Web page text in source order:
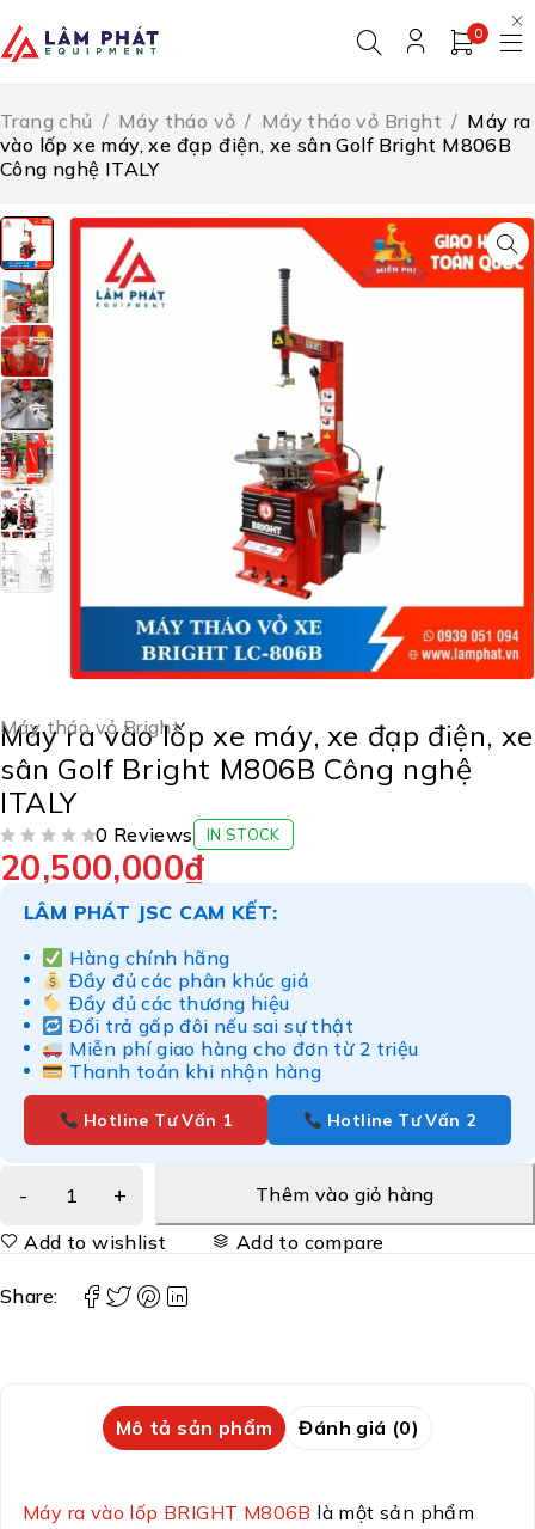
0
Trang chủ / Máy tháo vỏ / Máy tháo vỏ Bright / Máy ra
vào lốp xe máy, xe đạp điện, xe sân Golf Bright M806B
Công nghệ ITALY
Máy tháo vỏ Bright
Máy ra vào lốp xe máy, xe đạp điện, xe
sân Golf Bright M806B Công nghệ
ITALY
0 Reviews IN STOCK
20,500,000₫
LÂM PHÁT JSC CAM KẾT:
Hàng chính hãng
Đầy đủ các phân khúc giá
Đầy đủ các thương hiệu
Đổi trả gấp đôi nếu sai sự thật
Miễn phí giao hàng cho đơn từ 2 triệu
Thanh toán khi nhận hàng
Hotline Tư Vấn 1 Hotline Tư Vấn 2
Thêm vào giỏ hàng
Add to wishlist
Add to compare
Share:
Mô tả sản phẩm Đánh giá (0)
Máy ra vào lốp BRIGHT M806B là một sản phẩm